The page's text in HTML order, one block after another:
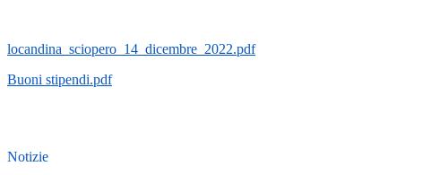
locandina_sciopero_14_dicembre_2022.pdf
Buoni stipendi.pdf
Notizie